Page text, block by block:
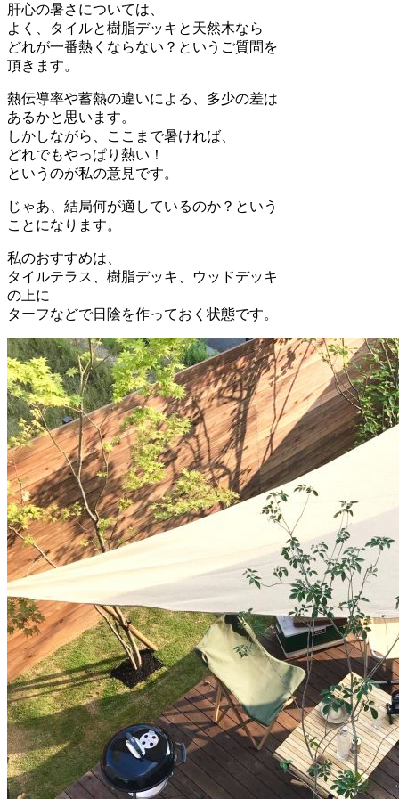
肝心の暑さについては、
よく、タイルと樹脂デッキと天然木なら
どれが一番熱くならない？というご質問を
頂きます。
熱伝導率や蓄熱の違いによる、多少の差は
あるかと思います。
しかしながら、ここまで暑ければ、
どれでもやっぱり熱い！
というのが私の意見です。
じゃあ、結局何が適しているのか？という
ことになります。
私のおすすめは、
タイルテラス、樹脂デッキ、ウッドデッキ
の上に
ターフなどで日陰を作っておく状態です。